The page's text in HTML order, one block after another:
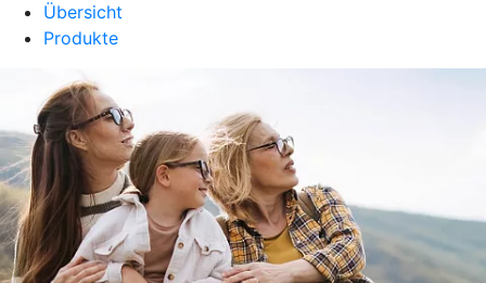
Übersicht
Produkte